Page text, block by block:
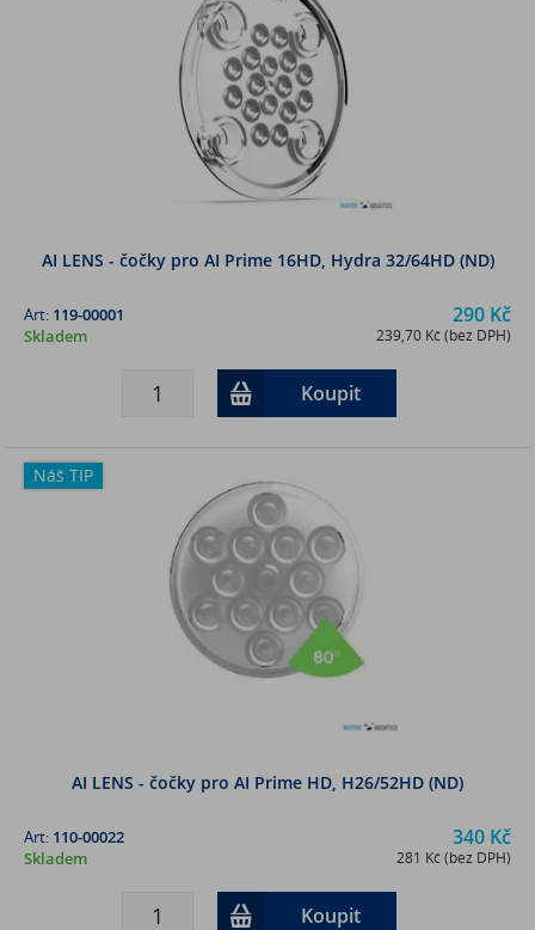
AI LENS - čočky pro AI Prime 16HD, Hydra 32/64HD (ND)
290 Kč
239,70 Kč (bez DPH)
Art: 119-00001
Skladem
Koupit
Náš TIP
AI LENS - čočky pro AI Prime HD, H26/52HD (ND)
340 Kč
281 Kč (bez DPH)
Art: 110-00022
Skladem
Koupit